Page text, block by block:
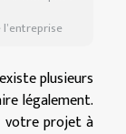
plusieurs
légalement.
votre projet à